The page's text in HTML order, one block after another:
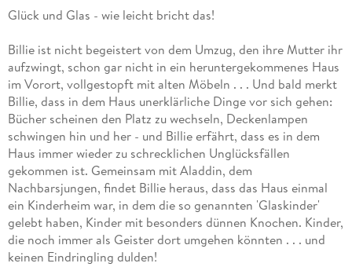
Glück und Glas - wie leicht bricht das!
Billie ist nicht begeistert von dem Umzug, den ihre Mutter ihr
aufzwingt, schon gar nicht in ein heruntergekommenes Haus
im Vorort, vollgestopft mit alten Möbeln . . . Und bald merkt
Billie, dass in dem Haus unerklärliche Dinge vor sich gehen:
Bücher scheinen den Platz zu wechseln, Deckenlampen
schwingen hin und her - und Billie erfährt, dass es in dem
Haus immer wieder zu schrecklichen Unglücksfällen
gekommen ist. Gemeinsam mit Aladdin, dem
Nachbarsjungen, findet Billie heraus, dass das Haus einmal
ein Kinderheim war, in dem die so genannten 'Glaskinder'
gelebt haben, Kinder mit besonders dünnen Knochen. Kinder,
die noch immer als Geister dort umgehen könnten . . . und
keinen Eindringling dulden!